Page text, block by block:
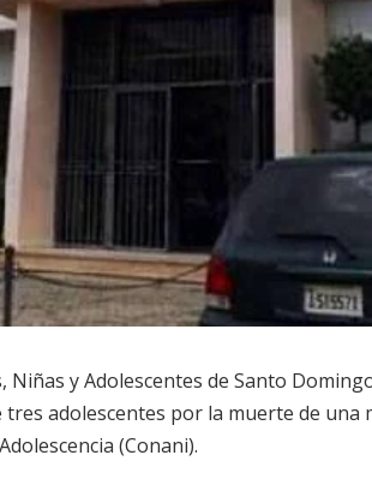
y Adolescentes de Santo
adolescentes por la muerte de una
(Conani).